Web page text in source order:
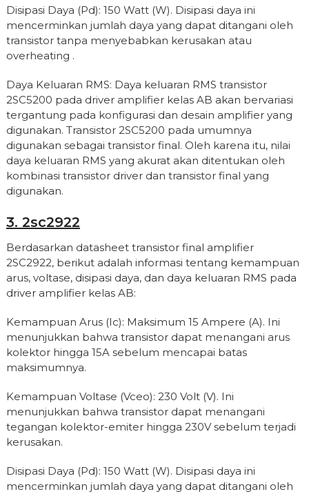
Disipasi Daya (Pd): 150 Watt (W). Disipasi daya ini
mencerminkan jumlah daya yang dapat ditangani oleh
transistor tanpa menyebabkan kerusakan atau
overheating .
Daya Keluaran RMS: Daya keluaran RMS transistor
2SC5200 pada driver amplifier kelas AB akan bervariasi
tergantung pada konfigurasi dan desain amplifier yang
digunakan. Transistor 2SC5200 pada umumnya
digunakan sebagai transistor final. Oleh karena itu, nilai
daya keluaran RMS yang akurat akan ditentukan oleh
kombinasi transistor driver dan transistor final yang
digunakan.
3. 2sc2922
Berdasarkan datasheet transistor final amplifier
2SC2922, berikut adalah informasi tentang kemampuan
arus, voltase, disipasi daya, dan daya keluaran RMS pada
driver amplifier kelas AB:
Kemampuan Arus (Ic): Maksimum 15 Ampere (A). Ini
menunjukkan bahwa transistor dapat menangani arus
kolektor hingga 15A sebelum mencapai batas
maksimumnya.
Kemampuan Voltase (Vceo): 230 Volt (V). Ini
menunjukkan bahwa transistor dapat menangani
tegangan kolektor-emiter hingga 230V sebelum terjadi
kerusakan.
Disipasi Daya (Pd): 150 Watt (W). Disipasi daya ini
mencerminkan jumlah daya yang dapat ditangani oleh